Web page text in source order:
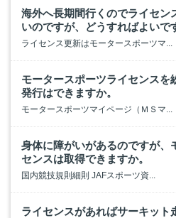
海外へ長期間行くのでライセン
いのですが、どうすればよいで
ライセンス更新はモータースポーツマ...
モータースポーツライセンスを
発行はできますか。
モータースポーツマイページ（ＭＳマ...
身体に障がいがあるのですが、
センスは取得できますか。
国内競技規則細則 JAFスポーツ資...
ライセンスがあればサーキット